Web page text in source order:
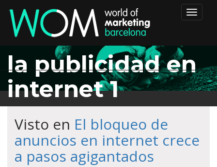
Toggle
la publicidad en
internet 1
Visto en El bloqueo de
anuncios en internet crece
a pasos agigantados